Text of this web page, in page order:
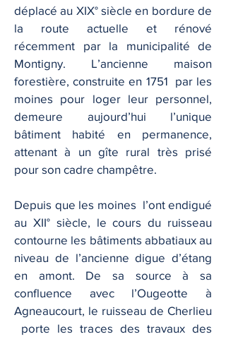
déplacé au XIX° siècle en bordure de
la route actuelle et rénové
récemment par la municipalité de
Montigny. L’ancienne maison
forestière, construite en 1751 par les
moines pour loger leur personnel,
demeure aujourd’hui l’unique
bâtiment habité en permanence,
attenant à un gîte rural très prisé
pour son cadre champêtre.
Depuis que les moines l’ont endigué
au XII° siècle, le cours du ruisseau
contourne les bâtiments abbatiaux au
niveau de l’ancienne digue d’étang
en amont. De sa source à sa
confluence avec l’Ougeotte à
Agneaucourt, le ruisseau de Cherlieu
porte les traces des travaux des